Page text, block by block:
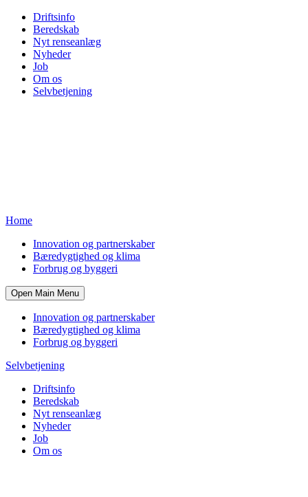
Driftsinfo
Beredskab
Nyt renseanlæg
Nyheder
Job
Om os
Selvbetjening
Home
Innovation og partnerskaber
Bæredygtighed og klima
Forbrug og byggeri
Open Main Menu
Innovation og partnerskaber
Bæredygtighed og klima
Forbrug og byggeri
Selvbetjening
Driftsinfo
Beredskab
Nyt renseanlæg
Nyheder
Job
Om os